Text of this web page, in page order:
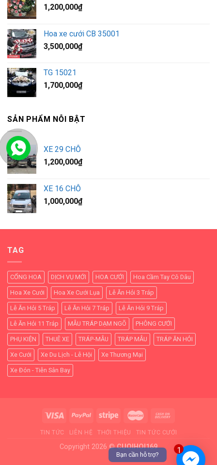
1,200,000₫
Hoa xe cưới CB 35001
3,500,000₫
TG 15021
1,700,000₫
SẢN PHẨM NỖI BẬT
XE 29 CHỖ
1,200,000₫
XE 16 CHỖ
1,000,000₫
TAG
CỔNG HOA DỊCH VỤ MỚI HOA CƯỚI Hoa Cầm Tay Cô Dâu
Hoa Xe Cưới Hoa Xe Cưới Lụa Lễ Ăn Hỏi 3 Tráp
Lễ Ăn Hỏi 5 Tráp Lễ Ăn Hỏi 7 Tráp Lễ Ăn Hỏi 9 Tráp
Lễ Ăn Hỏi 11 Tráp MẪU TRÁP DẠM NGÕ PHÔNG CƯỚI
PHỤ KIỆN THUÊ XE TRÁP-MẪU TRÁP MẪU TRÁP ĂN HỎI
Xe Cưới Xe Du Lịch - Lễ Hội Xe Thương Mại
Xe Đón - Tiễn Sân Bay
TIN TỨC LIÊN HỆ THỚI THIỆU TIN TỨC CƯỚI
Copyright 2026 ©CUOIHOI169 1
Bạn cần hỗ trợ?